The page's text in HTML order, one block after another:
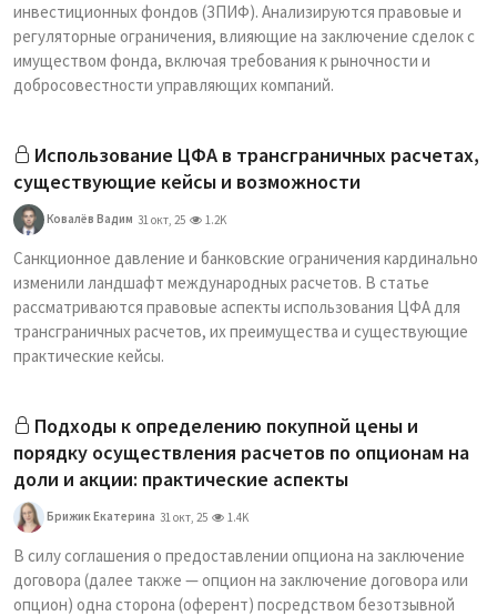
инвестиционных фондов (ЗПИФ). Анализируются правовые и
регуляторные ограничения, влияющие на заключение сделок с
имуществом фонда, включая требования к рыночности и
добросовестности управляющих компаний.
Использование ЦФА в трансграничных расчетах,
существующие кейсы и возможности
Ковалёв Вадим 31 окт, 25 1.2K
Санкционное давление и банковские ограничения кардинально
изменили ландшафт международных расчетов. В статье
рассматриваются правовые аспекты использования ЦФА для
трансграничных расчетов, их преимущества и существующие
практические кейсы.
Подходы к определению покупной цены и
порядку осуществления расчетов по опционам на
доли и акции: практические аспекты
Брижик Екатерина 31 окт, 25 1.4K
В силу соглашения о предоставлении опциона на заключение
договора (далее также — опцион на заключение договора или
опцион) одна сторона (оферент) посредством безотзывной